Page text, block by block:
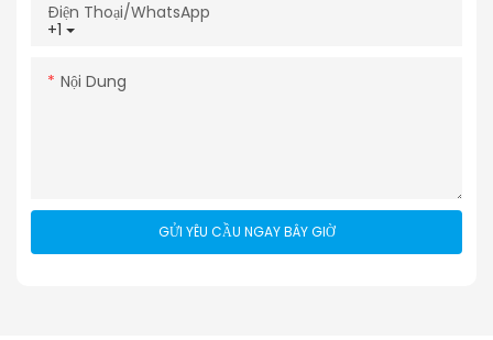
+1
Điện Thoại/WhatsApp
Nội Dung
GỬI YÊU CẦU NGAY BÂY GIỜ